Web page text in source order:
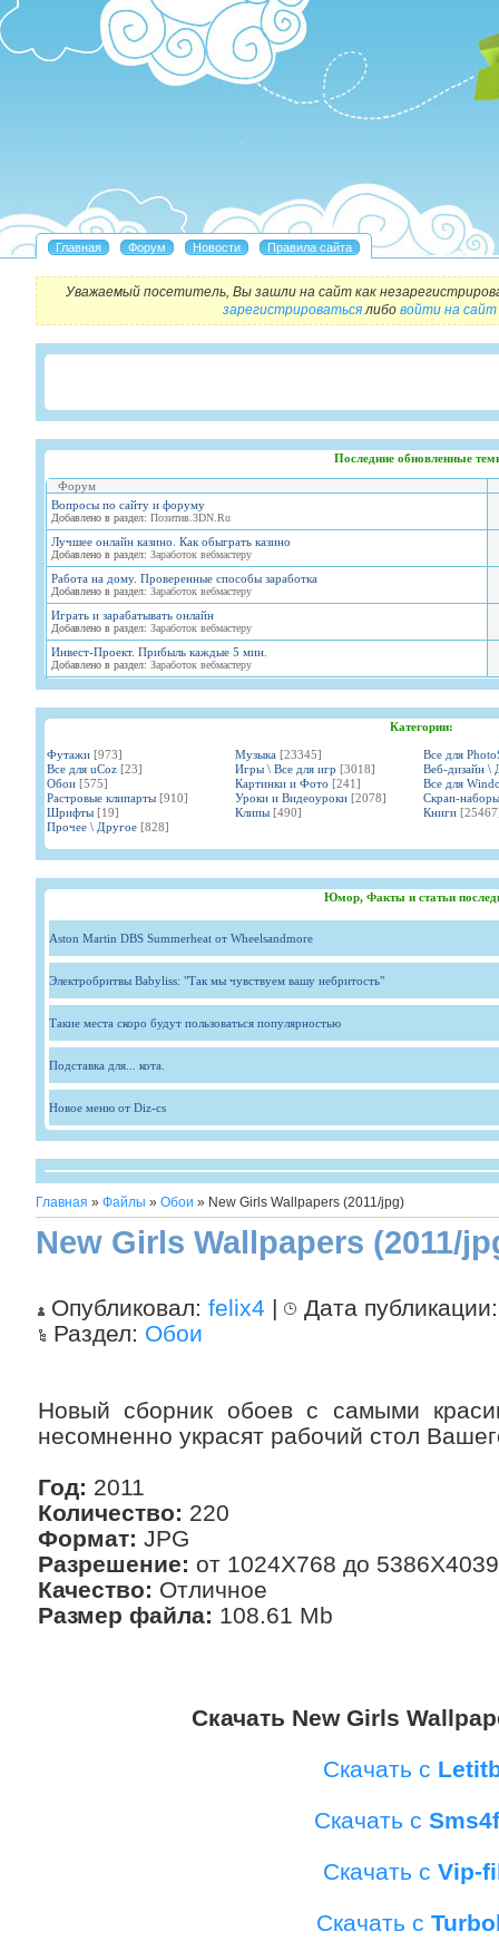
Уважаемый посетитель, Вы зашли на сайт как
зарегистрироватьсялибо войти на сайт
Последние обновленные
Форум
Вопросы по сайту и форуму
Добавлено в раздел: Позитив.3DN.Ru
Лучшее онлайн казино. Как обыграть казино
Добавлено в раздел: Заработок вебмастеру
Работа на дому. Проверенные способы заработка
Добавлено в раздел: Заработок вебмастеру
Играть и зарабатывать онлайн
Добавлено в раздел: Заработок вебмастеру
Инвест-Проект. Прибыль каждые 5 мин.
Добавлено в раздел: Заработок вебмастеру
Категории:
Футажи [973] Музыка [23345]
Все для
Все для uCoz [23] Игры \ Все для игр [3018]
Веб-дизайн \
Обои [575] Картинки и Фото [241]
Все для
Растровые клипарты [910] Уроки и Видеоуроки [2078]
Скрап-наборы
Шрифты [19] Клипы [490] Книги
Прочее \ Другое [828]
Юмор, Факты и статьи
Aston Martin DBS Summerheat от Wheelsandmore
Электробритвы Babyliss: "Так мы чувствуем вашу небритость"
Такие места скоро будут пользоваться популярностью
Подставка для... кота.
Новое меню от Diz-cs
Главная » Файлы » Обои » New Girls Wallpapers (2011/jpg)
New Girls Wallpapers (2011/
Опубликовал: felix4 |
Дата
Раздел: Обои
Новый сборник обоев с самыми
несомненно украсят рабочий стол
Год: 2011
Количество: 220
Формат: JPG
Разрешение: от 1024X768 до 5386X4039
Качество: Отличное
Размер файла: 108.61 Mb
Скачать New Girls
Скачать с
Скачать с
Скачать с Vip-
Скачать с